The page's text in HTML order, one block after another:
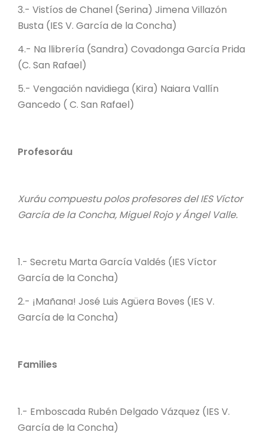
3.- Vistíos de Chanel (Serina) Jimena Villazón
Busta (IES V. García de la Concha)
4.- Na llibrería (Sandra) Covadonga García Prida
(C. San Rafael)
5.- Vengación navidiega (Kira) Naiara Vallín
Gancedo ( C. San Rafael)
Profesoráu
Xuráu compuestu polos profesores del IES Víctor
García de la Concha, Miguel Rojo y Ángel Valle.
1.- Secretu Marta García Valdés (IES Víctor
García de la Concha)
2.- ¡Mañana! José Luis Agüera Boves (IES V.
García de la Concha)
Families
1.- Emboscada Rubén Delgado Vázquez (IES V.
García de la Concha)